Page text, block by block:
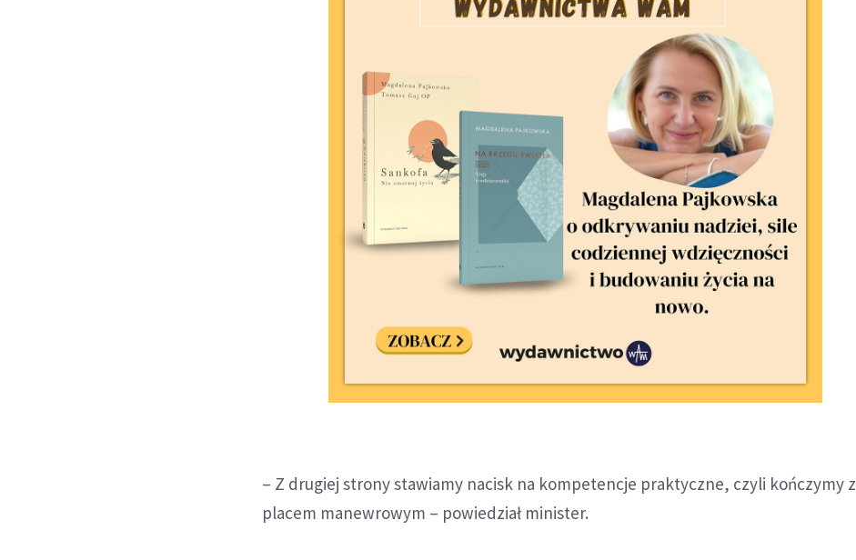
– Z drugiej strony stawiamy nacisk na kompetencje praktyczne, czyli kończymy z
placem manewrowym – powiedział minister.